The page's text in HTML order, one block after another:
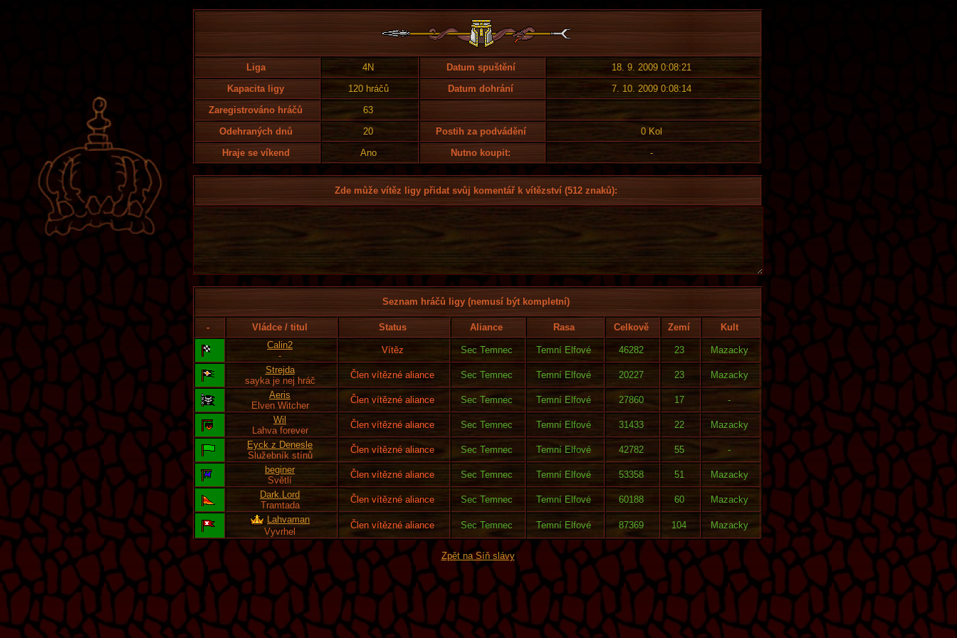
Liga 4N Datum spuštění
18. 9. 2009 0:08:21
Kapacita ligy
120 hráčů Datum dohrání
7. 10. 2009 0:08:14
Zaregistrováno hráčů
63
Odehraných dnů
20 Postih za podvádění
0 Kol
Hraje se víkend
Ano Nutno koupit: -
Zde může vítěz ligy přidat svůj komentář k vítězství (512 znaků):
Seznam hráčů ligy (nemusí být kompletní)
- Vládce / titul Status Aliance Rasa Celkově Zemí
Kult
Calin2
-
Vítěz Sec Temnec Temní Elfové 46282 23
Mazacky
Strejda
sayka je nej hráč
Člen vítězné aliance Sec Temnec Temní Elfové 20227 23
Mazacky
Aeris
Elven Witcher
Člen vítězné aliance Sec Temnec Temní Elfové 27860 17
-
Wil
Lahva forever
Člen vítězné aliance Sec Temnec Temní Elfové 31433 22
Mazacky
Eyck z Denesle
Služebník stínů
Člen vítězné aliance Sec Temnec Temní Elfové 42782 55
-
beginer
Světlí
Člen vítězné aliance Sec Temnec Temní Elfové 53358 51
Mazacky
Dark.Lord
Tramtada
Člen vítězné aliance Sec Temnec Temní Elfové 60188 60
Mazacky
Lahvaman
Vyvrhel
Člen vítězné aliance Sec Temnec Temní Elfové 87369 104 Mazacky
Zpět na Síň slávy